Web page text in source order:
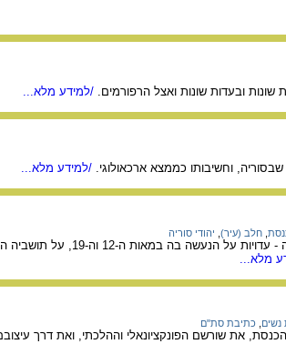
ובעדות שונות ואצל הרפורמים. /למידע מלא...
וחשיבותו כממצא ארכאולוגי. /למידע מלא...
חלב (עיר) יהודי סוריה
בדף זה מידע על העיר
מלא...
נשים כתיבת סת"ם
את שורשם הפונקציונאלי וההלכתי, ואת דרך